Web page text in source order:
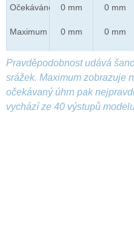
Očekáváno
Maximum
0 mm
0 mm
0 mm
0 mm
Pravděpodobnost udává
srážek. Maximum zobrazuje
očekávaný úhrn pak
vychází ze 40 výstupů